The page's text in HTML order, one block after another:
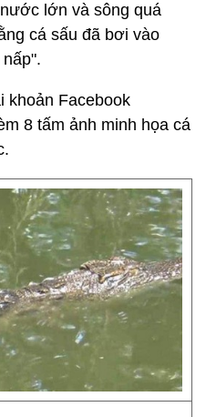
lớn và sông quá
cá sấu đã bơi vào
khoản Facebook
8 tấm ảnh minh họa cá